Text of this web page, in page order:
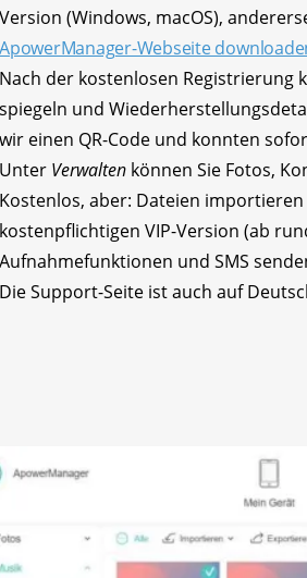
Version (Windows, macOS),
ApowerManager-Webseite
Nach der kostenlosen Registrierung
spiegeln und
wir einen QR-Code und konnten
Unter Verwalten können Sie Fotos,
Kostenlos, aber: Dateien
kostenpflichtigen VIP-Version (ab
Aufnahmefunktionen und SMS
Die Support-Seite ist auch auf